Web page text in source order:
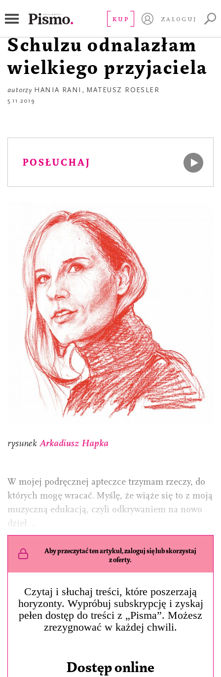
KUP ZALOGUJ
Hania Rani. W
Schulzu odnalazłam
wielkiego przyjaciela
autorzy HANIA RANI , MATEUSZ ROESLER
5.11.2019
POSŁUCHAJ
rysunek Arkadiusz Hapka
W mojej podręcznej apteczce trzymam rzeczy, do
których mogę wracać. Myślę, że wiąże się to z moją
muzyczną edukacją, czyli odkrywaniem na nowo
dzieł …
Aby przeczytać ten artykuł, zaloguj się lub skorzystaj
z oferty.
Czytaj i słuchaj treści, które poszerzają
horyzonty. Wypróbuj subskrypcję i zyskaj
pełen dostęp do treści z „Pisma”. Możesz
zrezygnować w każdej chwili.
Dostęp online